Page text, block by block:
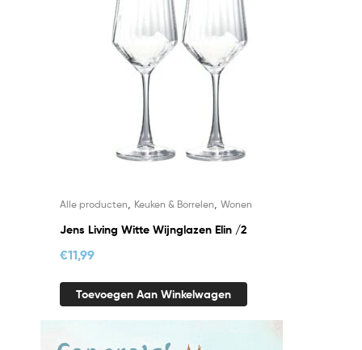
Alle producten Keuken & Borrelen Wonen
Jens Living Witte Wijnglazen Elin /2
€11,99
Toevoegen Aan Winkelwagen